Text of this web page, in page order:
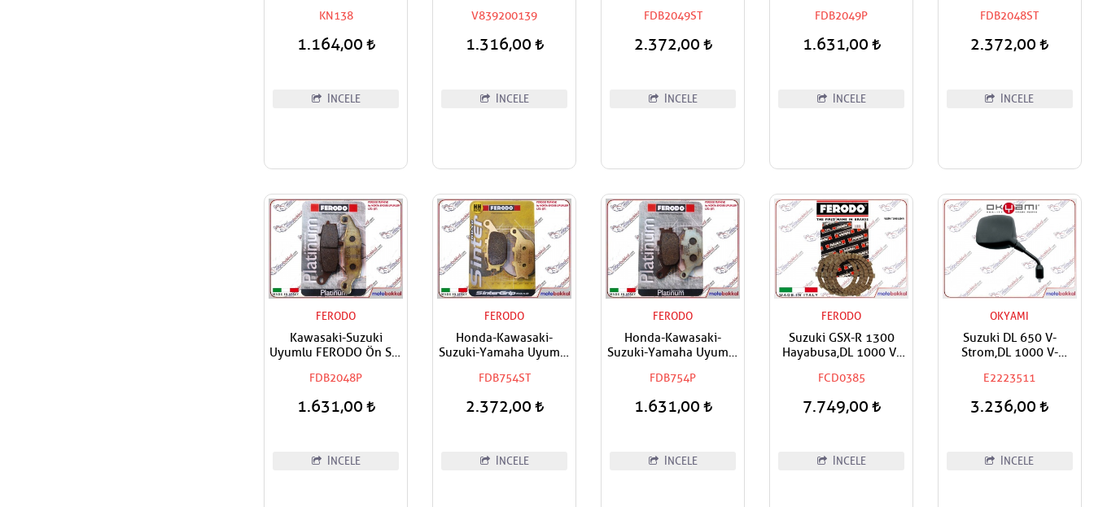
KN138
1.164,00
İNCELE
Yağ Keçesi
V839200139
1.316,00
İNCELE
Balatası
FDB2049ST
2.372,00
İNCELE
Balatası
FDB2049P
1.631,00
İNCELE
FDB2048ST
2.372,00
İNCELE
FERODO
Kawasaki-Suzuki
Uyumlu FERODO Ön Sol
FDB2048P
1.631,00
İNCELE
FERODO
Honda-Kawasaki-
Suzuki-Yamaha Uyumlu
Fren Balatası
FDB754ST
2.372,00
İNCELE
FERODO
Honda-Kawasaki-
Suzuki-Yamaha Uyumlu
Fren Balatası
FDB754P
1.631,00
İNCELE
FERODO
Suzuki GSX-R 1300
Hayabusa,DL 1000 V-
1000 FERODO Debriyaj
Balata Takımı
FCD0385
7.749,00
İNCELE
OKYAMI
Suzuki DL 650 V-
Strom,DL 1000 V-
XT,XF 650 Freewind
Okyami Sağ Ayna
E2223511
3.236,00
İNCELE